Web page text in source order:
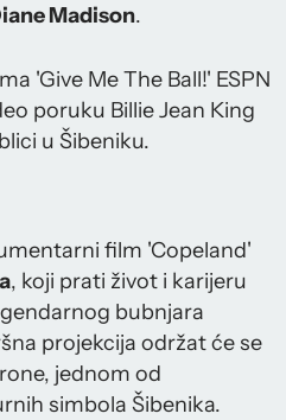
Madison.
'Give Me The Ball!' ESPN
poruku Billie Jean King
u Šibeniku.
film 'Copeland'
, koji prati život i karijeru
bubnjara
projekcija održat će se
jednom od
simbola Šibenika.